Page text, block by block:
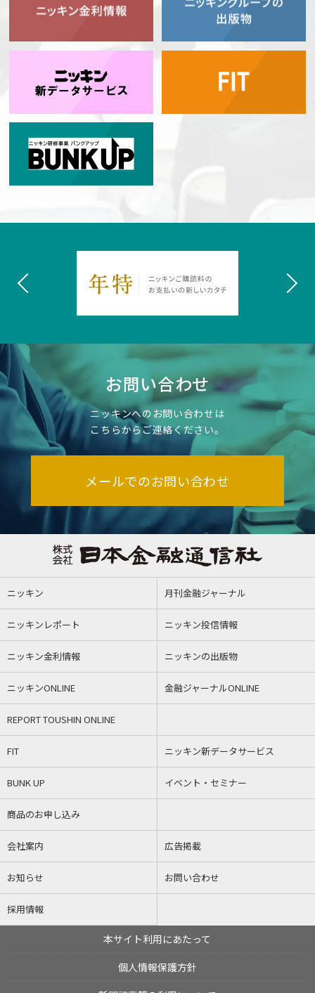
お問い合わせ
ニッキンへのお問い合わせは
こちらからご連絡ください。
メールでのお問い合わせ
ニッキン 月刊金融ジャーナル
ニッキンレポート ニッキン投信情報
ニッキン金利情報 ニッキンの出版物
ニッキンONLINE 金融ジャーナルONLINE
REPORT TOUSHIN ONLINE
FIT ニッキン新データサービス
BUNK UP イベント・セミナー
商品のお申し込み
会社案内 広告掲載
お知らせ お問い合わせ
採用情報
本サイト利用にあたって
個人情報保護方針